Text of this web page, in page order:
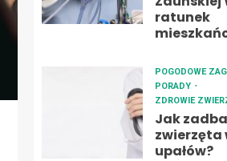
ratunek
POGODOWE
PORADY
ZDROWIE
Jak
zwierzęta
upałów?